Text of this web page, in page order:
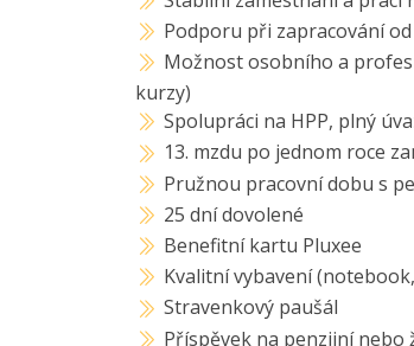
Podporu při zapracování
Možnost osobního a
kurzy)
Spolupráci na HPP, plný
13. mzdu po jednom roce
Pružnou pracovní dobu s
25 dní dovolené
Benefitní kartu Pluxee
Kvalitní vybavení
Stravenkový paušál
Příspěvek na penzijní